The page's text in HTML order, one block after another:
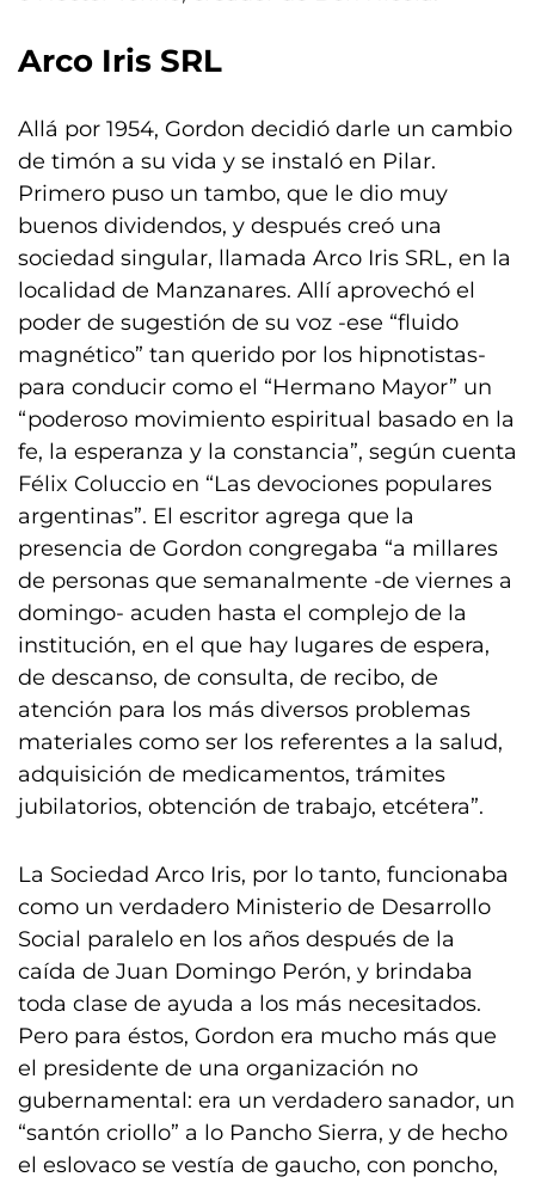
Arco Iris SRL
Allá por 1954, Gordon decidió darle un cambio
de timón a su vida y se instaló en Pilar.
Primero puso un tambo, que le dio muy
buenos dividendos, y después creó una
sociedad singular, llamada Arco Iris SRL, en la
localidad de Manzanares. Allí aprovechó el
poder de sugestión de su voz -ese “fluido
magnético” tan querido por los hipnotistas-
para conducir como el “Hermano Mayor” un
“poderoso movimiento espiritual basado en la
fe, la esperanza y la constancia”, según cuenta
Félix Coluccio en “Las devociones populares
argentinas”. El escritor agrega que la
presencia de Gordon congregaba “a millares
de personas que semanalmente -de viernes a
domingo- acuden hasta el complejo de la
institución, en el que hay lugares de espera,
de descanso, de consulta, de recibo, de
atención para los más diversos problemas
materiales como ser los referentes a la salud,
adquisición de medicamentos, trámites
jubilatorios, obtención de trabajo, etcétera”.
La Sociedad Arco Iris, por lo tanto, funcionaba
como un verdadero Ministerio de Desarrollo
Social paralelo en los años después de la
caída de Juan Domingo Perón, y brindaba
toda clase de ayuda a los más necesitados.
Pero para éstos, Gordon era mucho más que
el presidente de una organización no
gubernamental: era un verdadero sanador, un
“santón criollo” a lo Pancho Sierra, y de hecho
el eslovaco se vestía de gaucho, con poncho,